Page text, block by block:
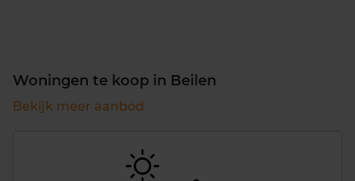
Woningen te koop in Beilen
Bekijk meer aanbod